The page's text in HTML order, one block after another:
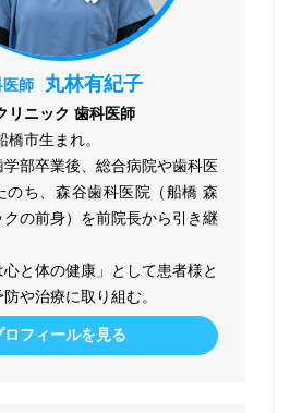
医師 丸林有紀子
リニック 歯科医師
橋市生まれ。
部卒業後、総合病院や歯科医
のち、森谷歯科医院（船橋 森
の前身）を前院長から引き継
心と体の健康」として患者様と
や治療に取り組む。
ロフィールを見る